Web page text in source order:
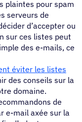
plaintes pour spam
serveurs de
d’accepter ou
sur ces listes peut
des e-mails, ce
éviter les listes
des conseils sur la
domaine.
de
e-mail axée sur la